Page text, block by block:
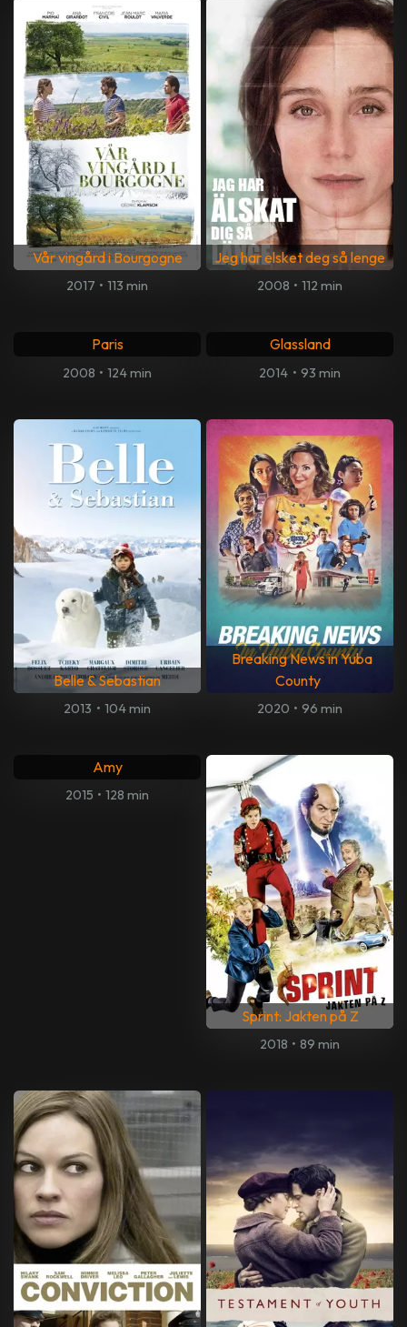
Vår vingård i Bourgogne
2017 • 113 min
Jeg har elsket deg så lenge
2008 • 112 min
Paris
2008 • 124 min
Glassland
2014 • 93 min
Belle & Sebastian
2013 • 104 min
Breaking News in Yuba
County
2020 • 96 min
Amy
2015 • 128 min
Sprint: Jakten på Z
2018 • 89 min